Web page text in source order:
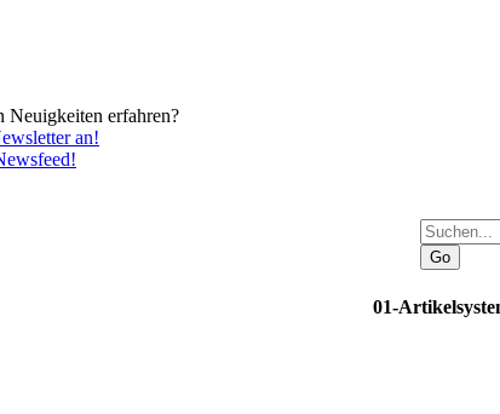
Neuigkeiten erfahren?
an!
01-